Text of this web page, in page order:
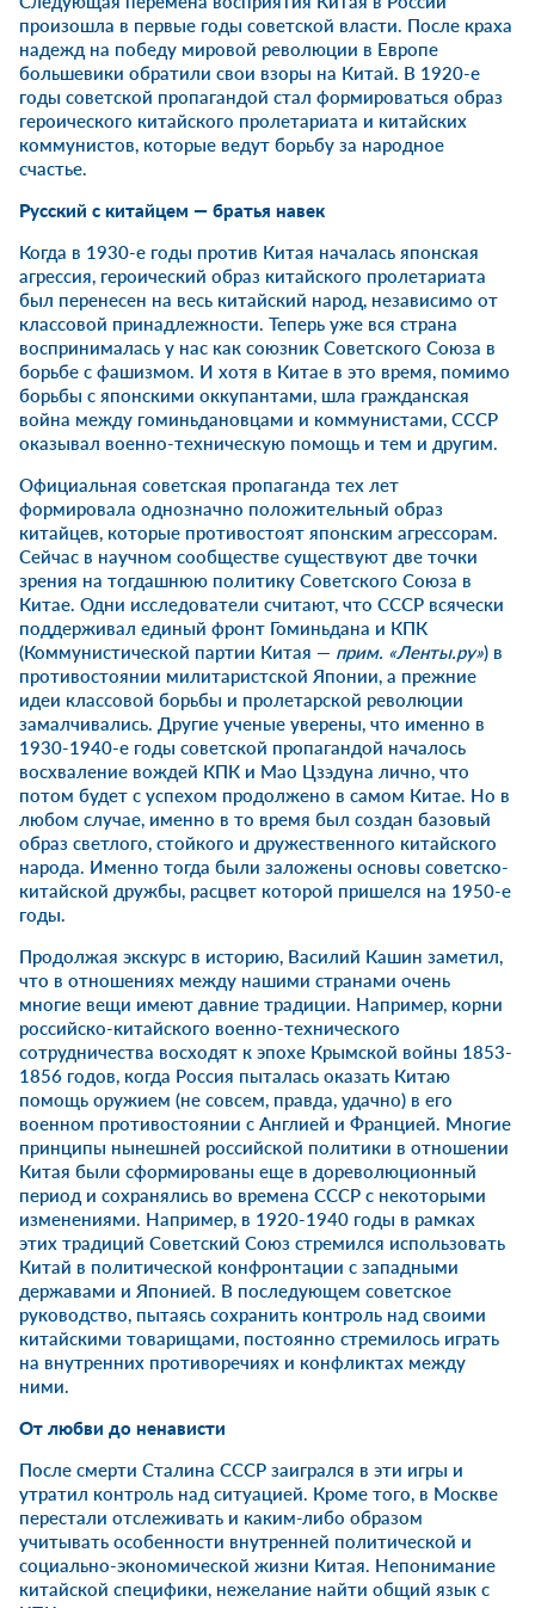
произошла в первые годы советской власти. После краха
надежд на победу мировой революции в Европе
большевики обратили свои взоры на Китай. В 1920-е
годы советской пропагандой стал формироваться образ
героического китайского пролетариата и китайских
коммунистов, которые ведут борьбу за народное
счастье.
Русский с китайцем — братья навек
Когда в 1930-е годы против Китая началась японская
агрессия, героический образ китайского пролетариата
был перенесен на весь китайский народ, независимо от
классовой принадлежности. Теперь уже вся страна
воспринималась у нас как союзник Советского Союза в
борьбе с фашизмом. И хотя в Китае в это время, помимо
борьбы с японскими оккупантами, шла гражданская
война между гоминьдановцами и коммунистами, СССР
оказывал военно-техническую помощь и тем и другим.
Официальная советская пропаганда тех лет
формировала однозначно положительный образ
китайцев, которые противостоят японским агрессорам.
Сейчас в научном сообществе существуют две точки
зрения на тогдашнюю политику Советского Союза в
Китае. Одни исследователи считают, что СССР всячески
поддерживал единый фронт Гоминьдана и КПК
(Коммунистической партии Китая — прим. «Ленты.ру») в
противостоянии милитаристской Японии, а прежние
идеи классовой борьбы и пролетарской революции
замалчивались. Другие ученые уверены, что именно в
1930-1940-е годы советской пропагандой началось
восхваление вождей КПК и Мао Цзэдуна лично, что
потом будет с успехом продолжено в самом Китае. Но в
любом случае, именно в то время был создан базовый
образ светлого, стойкого и дружественного китайского
народа. Именно тогда были заложены основы советско-
китайской дружбы, расцвет которой пришелся на 1950-е
годы.
Продолжая экскурс в историю, Василий Кашин заметил,
что в отношениях между нашими странами очень
многие вещи имеют давние традиции. Например, корни
российско-китайского военно-технического
сотрудничества восходят к эпохе Крымской войны 1853-
1856 годов, когда Россия пыталась оказать Китаю
помощь оружием (не совсем, правда, удачно) в его
военном противостоянии с Англией и Францией. Многие
принципы нынешней российской политики в отношении
Китая были сформированы еще в дореволюционный
период и сохранялись во времена СССР с некоторыми
изменениями. Например, в 1920-1940 годы в рамках
этих традиций Советский Союз стремился использовать
Китай в политической конфронтации с западными
державами и Японией. В последующем советское
руководство, пытаясь сохранить контроль над своими
китайскими товарищами, постоянно стремилось играть
на внутренних противоречиях и конфликтах между
ними.
От любви до ненависти
После смерти Сталина СССР заигрался в эти игры и
утратил контроль над ситуацией. Кроме того, в Москве
перестали отслеживать и каким-либо образом
учитывать особенности внутренней политической и
социально-экономической жизни Китая. Непонимание
китайской специфики, нежелание найти общий язык с